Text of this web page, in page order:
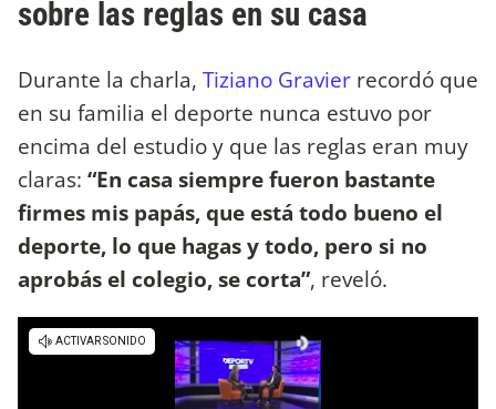
sobre las reglas en su casa
Durante la charla, Tiziano Gravier recordó que
en su familia el deporte nunca estuvo por
encima del estudio y que las reglas eran muy
claras: “En casa siempre fueron bastante
firmes mis papás, que está todo bueno el
deporte, lo que hagas y todo, pero si no
aprobás el colegio, se corta”, reveló.